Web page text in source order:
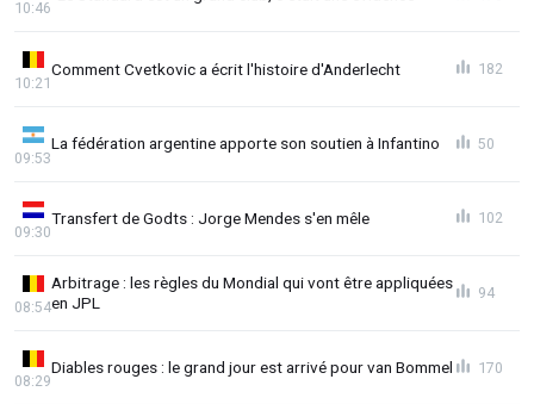
10:46
Comment Cvetkovic a écrit l'histoire d'Anderlecht
10:21
182
La fédération argentine apporte son soutien à Infantino
09:53
50
Transfert de Godts : Jorge Mendes s'en mêle
09:30
102
Arbitrage : les règles du Mondial qui vont être appliquées
en JPL
08:54
94
Diables rouges : le grand jour est arrivé pour van Bommel
08:29
170